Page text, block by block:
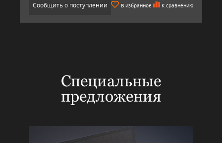
Сообщить о поступлении В избранное К сравнению
Специальные
предложения